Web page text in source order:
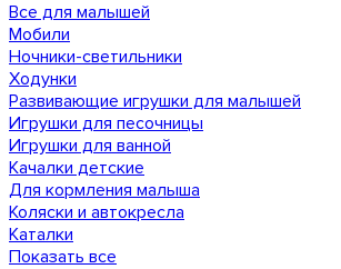
Все для малышей
Мобили
Ночники-светильники
Ходунки
Развивающие игрушки для малышей
Игрушки для песочницы
Игрушки для ванной
Качалки детские
Для кормления малыша
Коляски и автокресла
Каталки
Показать все